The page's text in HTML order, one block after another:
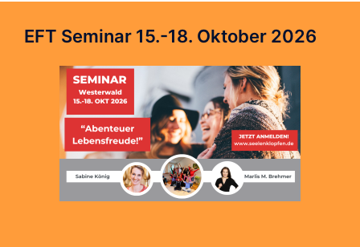
EFT Seminar 15.-18. Oktober 2026